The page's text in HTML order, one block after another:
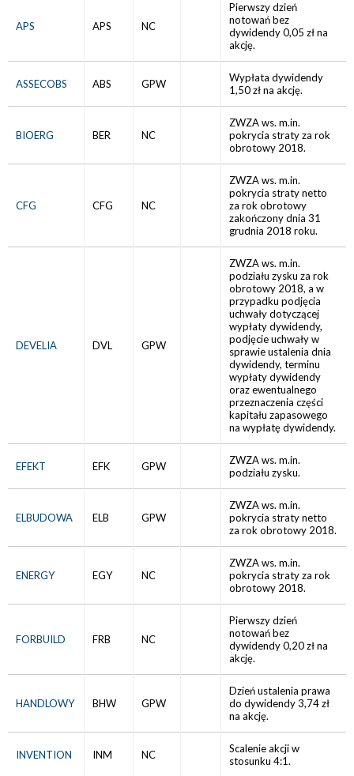
APS APS NC
Pierwszy dzień
notowań bez
dywidendy 0,05 zł na
akcję.
ASSECOBS ABS GPW
Wypłata dywidendy
1,50 zł na akcję.
BIOERG BER NC
ZWZA ws. m.in.
pokrycia straty za rok
obrotowy 2018.
CFG CFG NC
ZWZA ws. m.in.
pokrycia straty netto
za rok obrotowy
zakończony dnia 31
grudnia 2018 roku.
DEVELIA DVL GPW
ZWZA ws. m.in.
podziału zysku za rok
obrotowy 2018, a w
przypadku podjęcia
uchwały dotyczącej
wypłaty dywidendy,
podjęcie uchwały w
sprawie ustalenia dnia
dywidendy, terminu
wypłaty dywidendy
oraz ewentualnego
przeznaczenia części
kapitału zapasowego
na wypłatę dywidendy.
EFEKT EFK GPW
ZWZA ws. m.in.
podziału zysku.
ELBUDOWA ELB GPW
ZWZA ws. m.in.
pokrycia straty netto
za rok obrotowy 2018.
ENERGY EGY NC
ZWZA ws. m.in.
pokrycia straty za rok
obrotowy 2018.
FORBUILD FRB NC
Pierwszy dzień
notowań bez
dywidendy 0,20 zł na
akcję.
HANDLOWY BHW GPW
Dzień ustalenia prawa
do dywidendy 3,74 zł
na akcję.
INVENTION INM NC
Scalenie akcji w
stosunku 4:1.